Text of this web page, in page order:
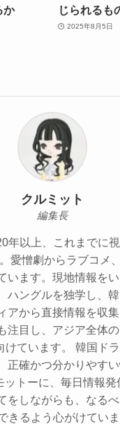
か
じられるも
2025年8月5日
クルミット
編集長
年以上、これまでに
愛憎劇からラブコメ
います。現地情報を
ハングルを独学し、
アから直接情報を収
注目し、アジア全体
けています。 韓国ド
正確かつ分かりやす
ットーに、毎日情報発
をしながらも、なる
きるよう心がけてい